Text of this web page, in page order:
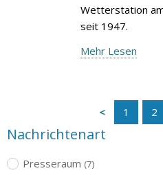
Wetterstation
seit 1947.
Mehr Lesen
1 2
Nachrichtenart
Presseraum (7)